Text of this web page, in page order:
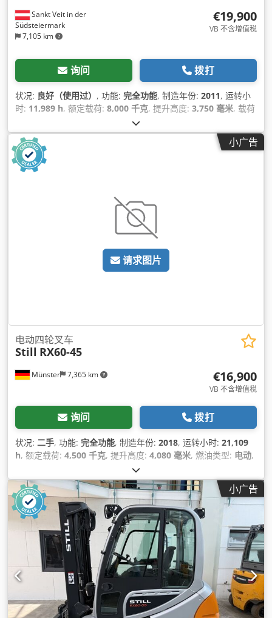
Sankt Veit in der
Südsteiermark
7,105 km
€19,900
VB 不含增值税
询问 拨打
状况: 良好（使用过） , 功能: 完全功能, 制造年份: 2011, 运转小
时: 11,989 h, 额定载荷: 8,000 千克, 提升高度: 3,750 毫米, 载荷
, 桅杆类型:
(118.29 马力), 总高度:3,180 毫米, 设备:侧移, 托盘叉, 拖车连接
装置, 液压滑动驾驶室, 照明, 空调, 驾驶室
小广告
请求图片
Münster 7,365 km
电动四轮叉车
Still RX60-45
€16,900
VB 不含增值税
询问 拨打
状况: 二手, 功能: 完全功能, 制造年份: 2018, 运转小时: 21,109
h, 额定载荷: 4,500 千克, 提升高度: 4,080 毫米, 燃油类型: 电动,
2,850 毫米
叉长:2,400 毫米, 驱动类型:Elektro,
小广告